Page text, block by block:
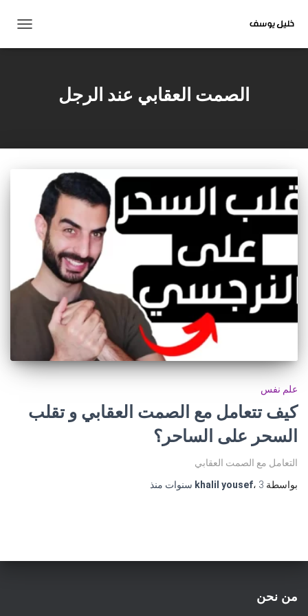
التنقل
الصمت العقابي عند الرجل
علم نفس
كيف تتعامل مع الصمت العقابي و تقلب
السحر على الساحر؟
التعامل مع الصمت العقابي
بواسطة
khalil yousef، 3 سنوات منذ
من نحن